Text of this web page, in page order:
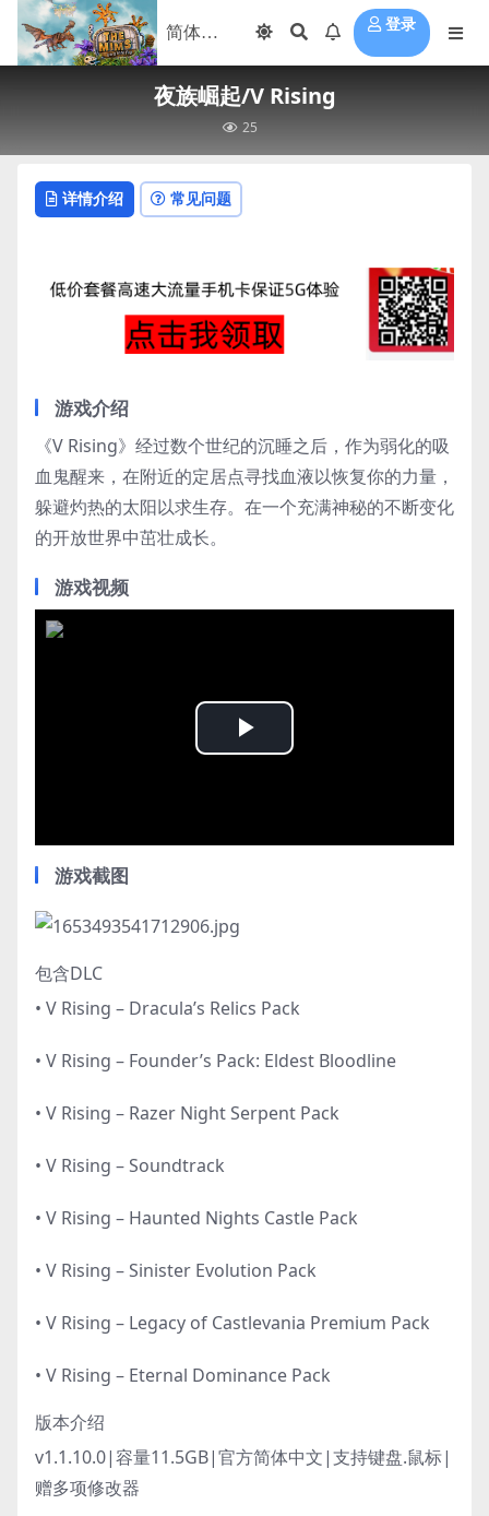
登录
夜族崛起/V Rising
25
详情介绍 常见问题
游戏介绍
《V Rising》经过数个世纪的沉睡之后，作为弱化的吸
血鬼醒来，在附近的定居点寻找血液以恢复你的力量，
躲避灼热的太阳以求生存。在一个充满神秘的不断变化
的开放世界中茁壮成长。
游戏视频
Play
游戏截图
包含DLC
• V Rising – Dracula’s Relics Pack
• V Rising – Founder’s Pack: Eldest Bloodline
• V Rising – Razer Night Serpent Pack
• V Rising – Soundtrack
• V Rising – Haunted Nights Castle Pack
• V Rising – Sinister Evolution Pack
• V Rising – Legacy of Castlevania Premium Pack
• V Rising – Eternal Dominance Pack
版本介绍
v1.1.10.0|容量11.5GB|官方简体中文|支持键盘.鼠标|
赠多项修改器